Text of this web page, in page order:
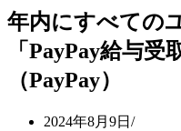
年内にすべての
「PayPay給与
（PayPay）
2024年8月9日